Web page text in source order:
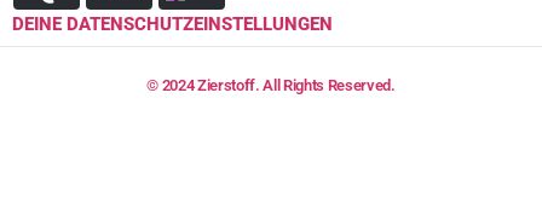
DEINE DATENSCHUTZEINSTELLUNGEN
© 2024 Zierstoff. All Rights Reserved.